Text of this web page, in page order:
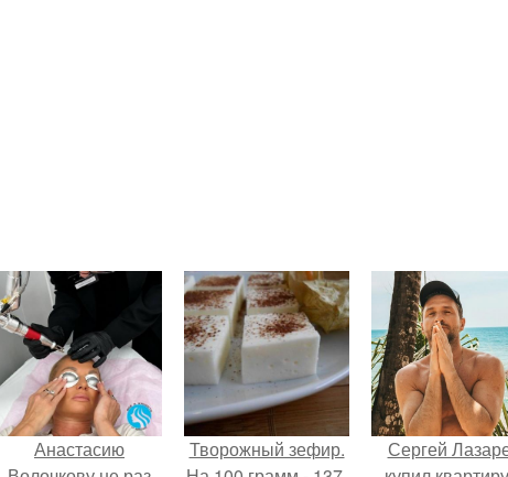
Анастасию
Творожный зефир.
Сергей